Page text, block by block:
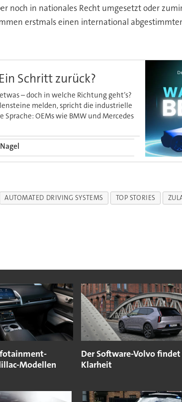
noch in nationales Recht umgesetzt oder
erstmals einen international
Schritt zurück?
– doch in welche Richtung geht’s?
melden, spricht die industrielle
OEMs wie BMW und Mercedes
AUTOMATED DRIVING SYSTEMS TOP STORIES
Modellen
Der Software-Volvo
Klarheit